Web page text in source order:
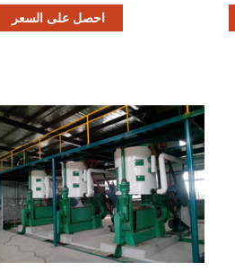
التوالي.
احصل على السعر